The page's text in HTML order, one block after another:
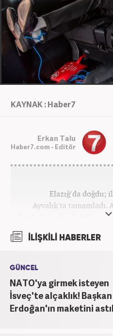
KAYNAK : Haber7
Erkan Talu
Haber7.com - Editör
Elazığ'da doğdu;
Ayvalık'ta tamamladı.
Tarih-Coğrafya Fakültesi
üzerine eğitimler aldı.
Kariyerine, Haber7'de
İLİŞKİLİ HABERLER
GÜNCEL
NATO'ya girmek isteyen
İsveç'te alçaklık! Başkan
Erdoğan'ın maketini